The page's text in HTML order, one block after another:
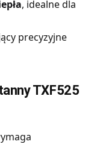
, idealne dla
precyzyjne
TXF525